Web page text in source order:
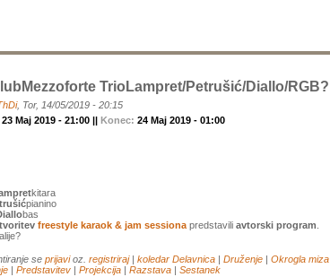
TrioLampret/Petrušić/Diallo/RGB?
, Tor, 14/05/2019 - 20:15
23 Maj 2019 - 21:00 || Konec: 24 Maj 2019 - 01:00
kitara
pianino
bas
freestyle karaok & jam sessiona predstavili avtorski program
se prijavioz. registriraj| koledar Delavnica Druženje Okrogla miza
Predstavitev Projekcija Razstava Sestanek